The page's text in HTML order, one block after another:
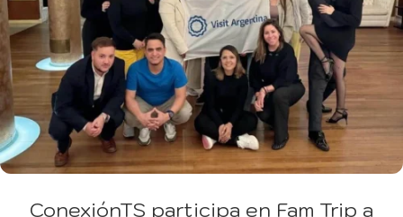
ConexiónTS participa en Fam Trip a